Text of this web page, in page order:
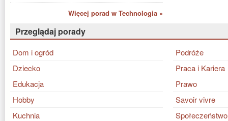
Więcej porad w Technologia »
Przeglądaj porady
Dom i ogród
Dziecko
Edukacja
Hobby
Kuchnia
Podróże
Praca i Kariera
Prawo
Savoir vivre
Społeczeństwo